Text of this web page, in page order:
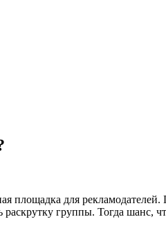
площадка для
группы. Тогда шанс,